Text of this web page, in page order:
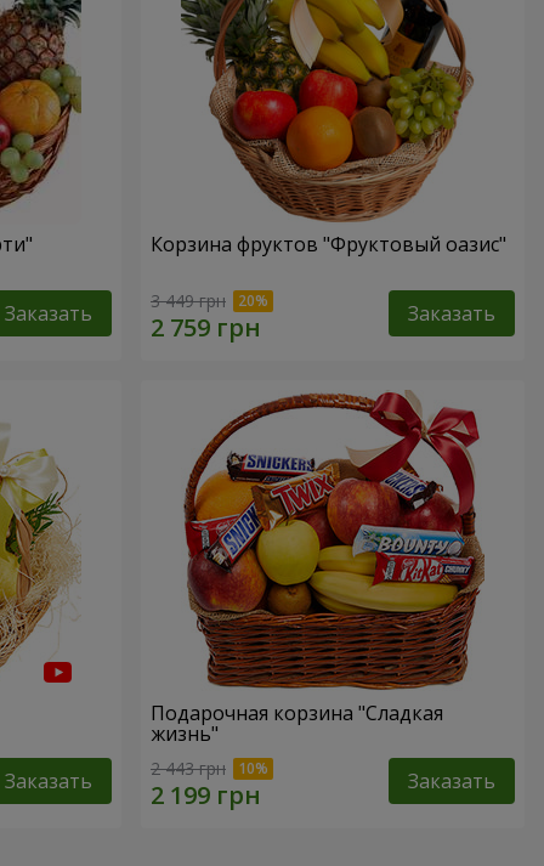
Заказать
Корзина фруктов "Фруктовый оазис"
3 449 грн Заказать
Заказать
Подарочная корзина "Сладкая
жизнь"
2 443 грн Заказать